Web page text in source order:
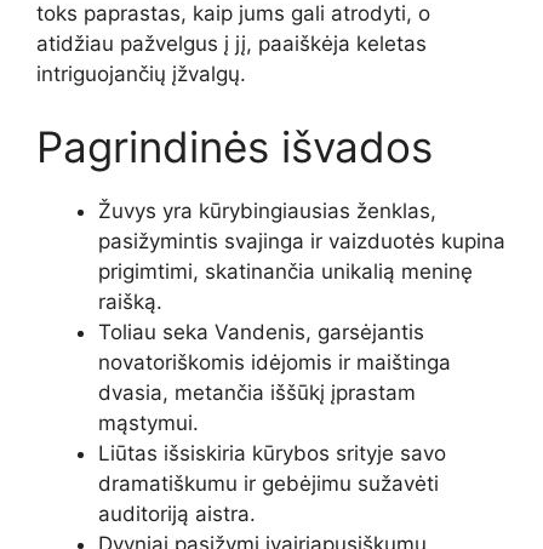
toks paprastas, kaip jums gali atrodyti, o
atidžiau pažvelgus į jį, paaiškėja keletas
intriguojančių įžvalgų.
Pagrindinės išvados
Žuvys yra kūrybingiausias ženklas,
pasižymintis svajinga ir vaizduotės kupina
prigimtimi, skatinančia unikalią meninę
raišką.
Toliau seka Vandenis, garsėjantis
novatoriškomis idėjomis ir maištinga
dvasia, metančia iššūkį įprastam
mąstymui.
Liūtas išsiskiria kūrybos srityje savo
dramatiškumu ir gebėjimu sužavėti
auditoriją aistra.
Dvyniai pasižymi įvairiapusiškumu